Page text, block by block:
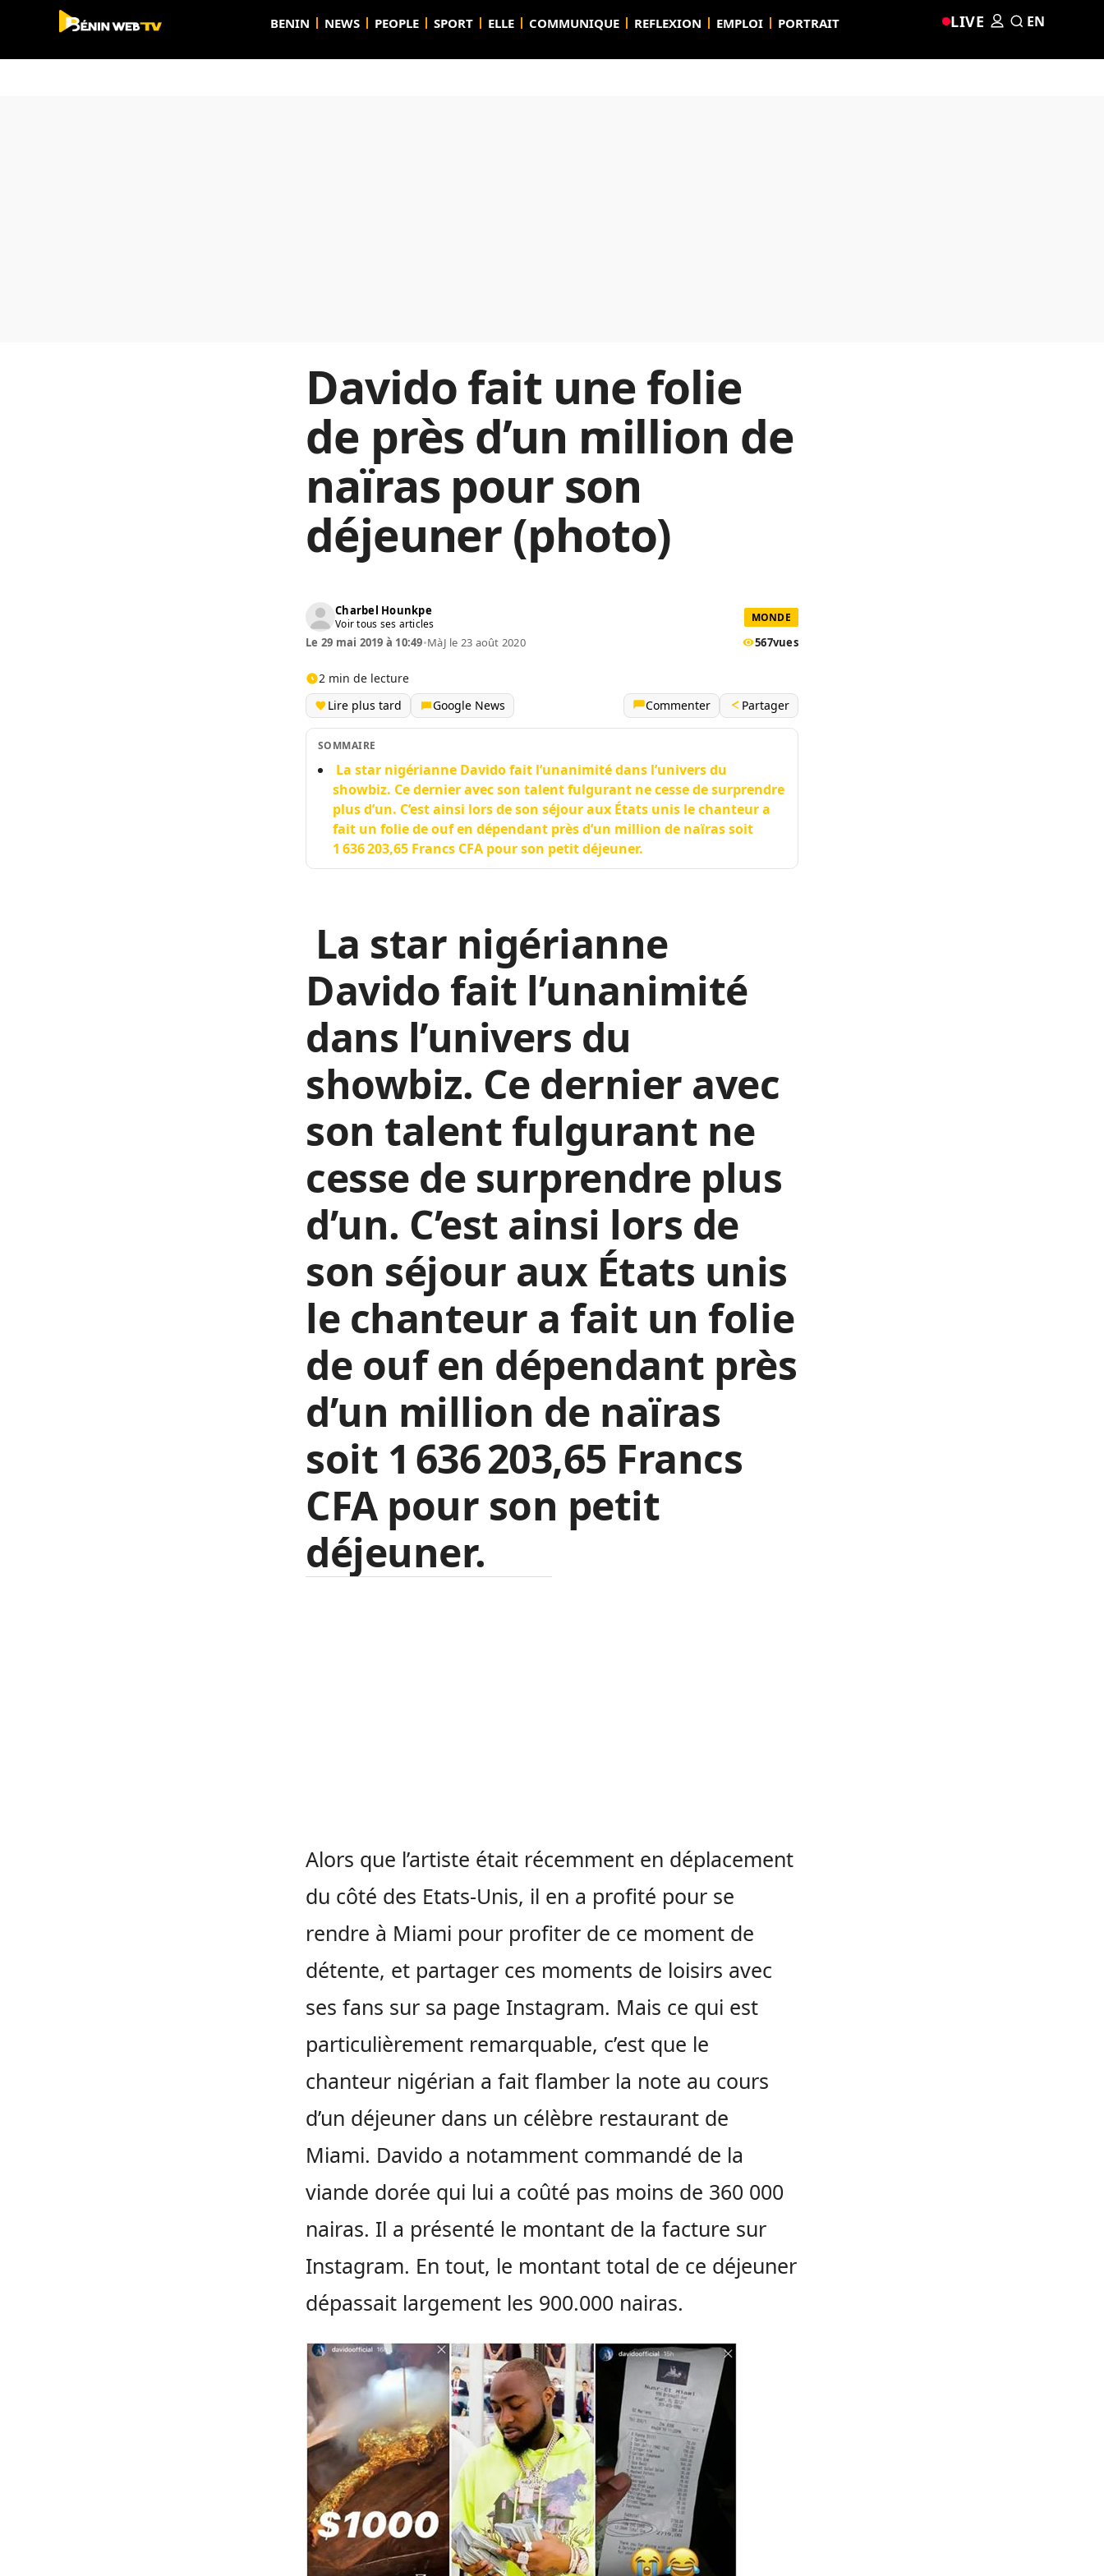
BENIN NEWS PEOPLE SPORT ELLE COMMUNIQUE REFLEXION EMPLOI PORTRAIT LIVE EN
Davido fait une folie
de près d’un million de
naïras pour son
déjeuner (photo)
Charbel Hounkpe
Voir tous ses articles MONDE
Le 29 mai 2019 à 10:49•MàJ le 23 août 2020 567vues
2 min de lecture
Lire plus tard
Google News Commenter Partager
SOMMAIRE
La star nigérianne Davido fait l’unanimité dans l’univers du
showbiz. Ce dernier avec son talent fulgurant ne cesse de surprendre
plus d’un. C’est ainsi lors de son séjour aux États unis le chanteur a
fait un folie de ouf en dépendant près d’un million de naïras soit
1 636 203,65 Francs CFA pour son petit déjeuner.
La star nigérianne
Davido fait l’unanimité
dans l’univers du
showbiz. Ce dernier avec
son talent fulgurant ne
cesse de surprendre plus
d’un. C’est ainsi lors de
son séjour aux États unis
le chanteur a fait un folie
de ouf en dépendant près
d’un million de naïras
soit 1 636 203,65 Francs
CFA pour son petit
déjeuner.
Alors que l’artiste était récemment en déplacement
du côté des Etats-Unis, il en a profité pour se
rendre à Miami pour profiter de ce moment de
détente, et partager ces moments de loisirs avec
ses fans sur sa page Instagram. Mais ce qui est
particulièrement remarquable, c’est que le
chanteur nigérian a fait flamber la note au cours
d’un déjeuner dans un célèbre restaurant de
Miami. Davido a notamment commandé de la
viande dorée qui lui a coûté pas moins de 360 000
nairas. Il a présenté le montant de la facture sur
Instagram. En tout, le montant total de ce déjeuner
dépassait largement les 900.000 nairas.